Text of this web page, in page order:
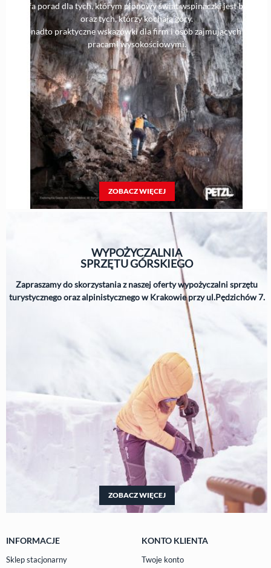
Strefa porad dla tych, którym pionowy świat wspinaczki jest bliski,
oraz tych, którzy kochają góry.
Ponadto praktyczne wskazówki dla firm i osób zajmujących się
pracami wysokościowymi.
ZOBACZ WIĘCEJ
WYPOŻYCZALNIA
SPRZĘTUGÓRSKIEGO
Zapraszamy do skorzystania z naszej oferty wypożyczalni sprzętu
turystycznego oraz alpinistycznego w Krakowie przy ul.Pędzichów 7.
ZOBACZ WIĘCEJ
INFORMACJE
Sklep stacjonarny
KONTO KLIENTA
Twoje konto